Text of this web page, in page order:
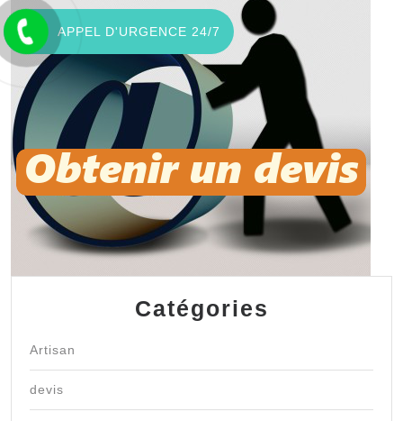
Catégories
Artisan
devis
APPEL D'URGENCE 24/7